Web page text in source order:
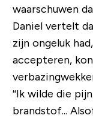
waarschuwen
Daniel vertelt
zijn ongeluk
accepteren,
“Ik wilde die
brandstof...